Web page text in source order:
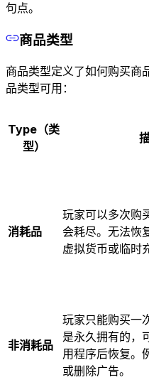
句点。
商品类型
商品类型定义了如何购买商
品类型可用：
Type（类
型）
消耗品
玩家可以多次购
会耗尽。无法恢
虚拟货币或临时
非消耗品
玩家只能购买一
是永久拥有的，
用程序后恢复。
或删除广告。